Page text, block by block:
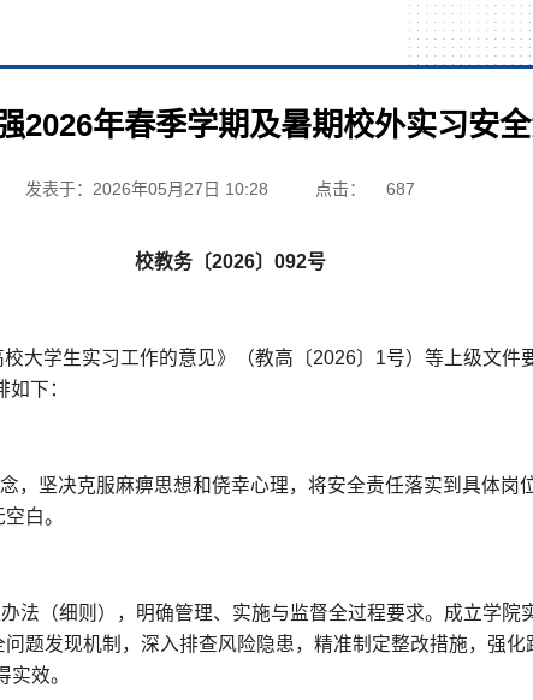
2026年春季学期及暑期校外实习安
发表于：2026年05月27日 10:28 点击： 687
校教务〔2026〕092号
大学生实习工作的意见》（教高〔2026〕1号）等上级文件
下：
，坚决克服麻痹思想和侥幸心理，将安全责任落实到具体岗
白。
法（细则），明确管理、实施与监督全过程要求。成立学院
题发现机制，深入排查风险隐患，精准制定整改措施，强
效。